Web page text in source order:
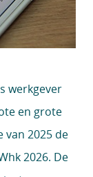
werkgever
en grote
van 2025 de
2026. De